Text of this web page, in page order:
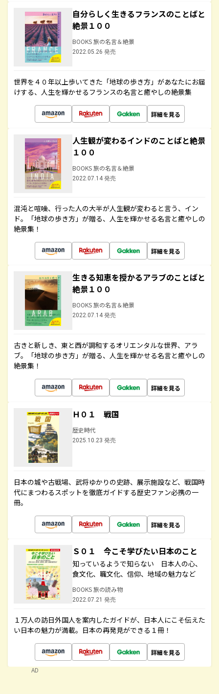
自分らしく生きるフランスのことばと
絶景１００
BOOKS 旅の名言＆絶景
2022.05.26 発売
世界を４０年以上歩いてきた「地球の歩き方」があなたにお届
けする、人生を輝かせるフランスの名言と癒やしの絶景集
詳細を見る
人生観が変わるインドのことばと絶景
１００
BOOKS 旅の名言＆絶景
2022.07.14 発売
混沌と喧噪、行った人の大半が人生観が変わると言う、イン
ド。「地球の歩き方」が贈る、人生を輝かせる名言と癒やしの
絶景集！
詳細を見る
生きる知恵を授かるアラブのことばと
絶景１００
BOOKS 旅の名言＆絶景
2022.07.14 発売
古きと新しき、東と西が調和するオリエンタルな世界、アラ
ブ。「地球の歩き方」が贈る、人生を輝かせる名言と癒やしの
絶景集！
詳細を見る
Ｈ０１ 戦国
歴史時代
2025.10.23 発売
日本の城や古戦場、武将ゆかりの史跡、展示施設など、戦国時
代にまつわるスポットを徹底ガイドする歴史ファン必携の一
冊。
詳細を見る
Ｓ０１ 今こそ学びたい日本のこと
知っているようで知らない 日本人の心、
食文化、職文化、信仰、地域の魅力など
BOOKS 旅の読み物
2022.07.21 発売
１万人の訪日外国人を案内したガイドが、日本人にこそ伝えた
い日本の魅力が満載。日本の再発見ができる１冊！
詳細を見る
AD